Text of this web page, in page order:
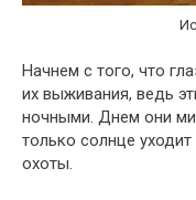
Начнем с того, что
их выживания, ведь
ночными. Днем они
только солнце уходит
охоты.